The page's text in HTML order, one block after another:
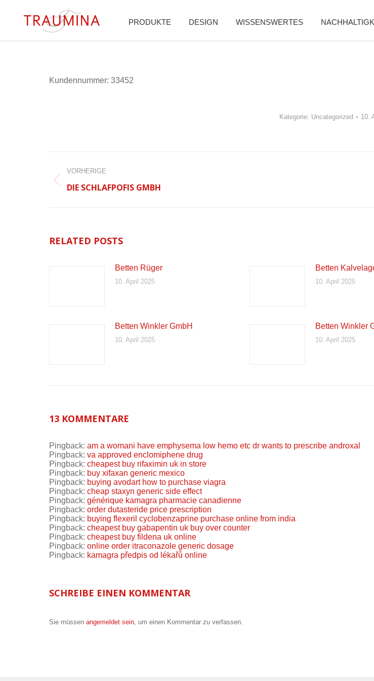
PRODUKTE DESIGN WISSENSWERTES
Kun­den­num­mer: 33452
Kategorie: Uncategorized 10.
VORHERIGE
Vorheriger
Beitrag:
DIE SCHLAFPOFIS GMBH
RELATED POSTS
Betten Rüger
10. April 2025
Betten
10. April 2025
Betten Winkler GmbH
10. April 2025
Betten Winkler
10. April 2025
13 KOMMENTARE
Pingback: am a womani have emphysema low hemo etc dr wants to prescribe androxal
Pingback: va approved enclomiphene drug
Pingback: cheapest buy rifaximin uk in store
Pingback: buy xifaxan generic mexico
Pingback: buying avodart how to purchase viagra
Pingback: cheap staxyn generic side effect
Pingback: générique kamagra pharmacie canadienne
Pingback: order dutasteride price prescription
Pingback: buying flexeril cyclobenzaprine purchase online from india
Pingback: cheapest buy gabapentin uk buy over counter
Pingback: cheapest buy fildena uk online
Pingback: online order itraconazole generic dosage
Pingback: kamagra předpis od lékařů online
SCHREIBE EINEN KOMMENTAR
Sie müssen angemeldet sein, um einen Kommentar zu verfassen.